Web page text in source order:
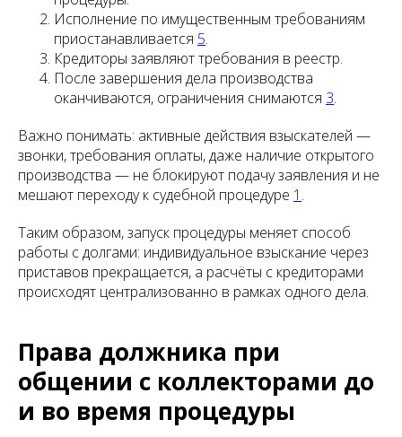
Исполнение по имущественным требованиям
приостанавливается 5.
Кредиторы заявляют требования в реестр.
После завершения дела производства
оканчиваются, ограничения снимаются 3.
Важно понимать: активные действия взыскателей —
звонки, требования оплаты, даже наличие открытого
производства — не блокируют подачу заявления и не
мешают переходу к судебной процедуре 1 .
Таким образом, запуск процедуры меняет способ
работы с долгами: индивидуальное взыскание через
приставов прекращается, а расчёты с кредиторами
происходят централизованно в рамках одного дела.
Права должника при
общении с коллекторами до
и во время процедуры